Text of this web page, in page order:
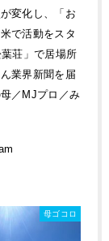
変化し、「お
で活動をスタ
荘」で居場所
業界新聞を届
／MJプロ／み
母ゴコロ